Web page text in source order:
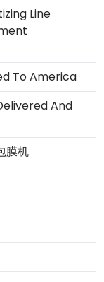
Line
To America
And
膜机